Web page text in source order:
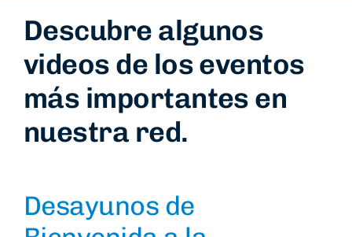
RED DE CONSEJERÍA
NOVEDADES
Descubre algunos
videos de los eventos
más importantes en
nuestra red.
Desayunos de